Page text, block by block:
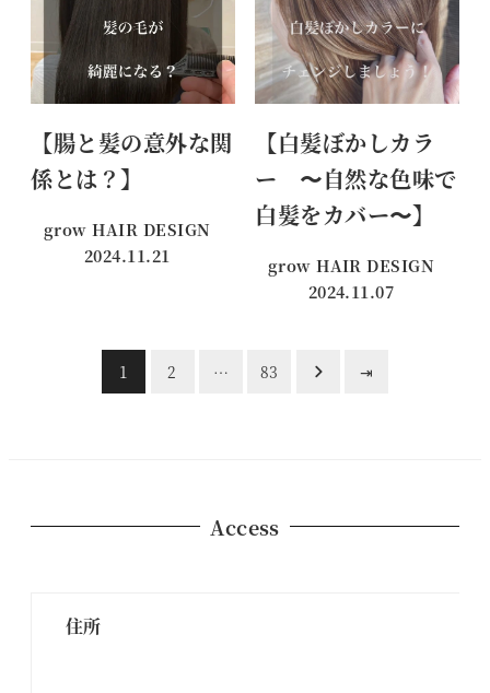
【腸と髪の意外な関
係とは？】
grow HAIR DESIGN
投稿日
2024.11.21
【白髪ぼかしカラ
ー 〜自然な色味で
白髪をカバー〜】
grow HAIR DESIGN
投稿日
2024.11.07
1 2 … 83 ⇥
Access
住所